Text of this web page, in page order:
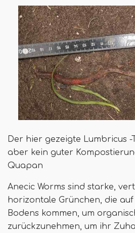
Der hier gezeigte Lumbricus -
aber kein guter
Quapan
Anecic Worms sind starke,
horizontale Grünchen, die
Bodens kommen, um
zurückzunehmen, um ihr